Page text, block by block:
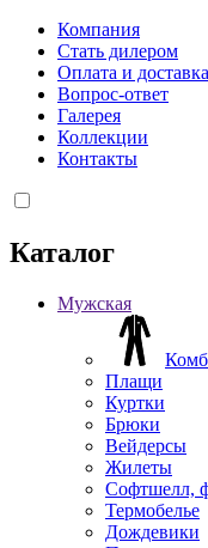
Компания
Стать дилером
Оплата и доставка
Вопрос-ответ
Галерея
Коллекции
Контакты
Каталог
Мужская
Плащи
Куртки
Брюки
Вейдерсы
Жилеты
Софтшелл,
Термобелье
Дождевики